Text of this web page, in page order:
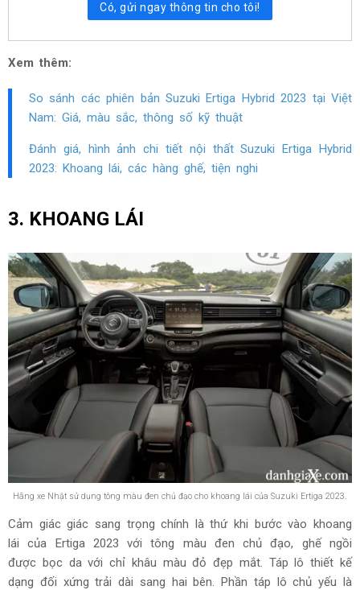
Có, gửi ngay thông tin cho tôi!
Xem thêm:
So sánh các phiên bản Suzuki Ertiga Hybrid 2023 tại Việt
Nam: Giá, màu sắc, thông số kỹ thuật
Đánh giá, hình ảnh chi tiết nội thất Suzuki Ertiga Hybrid
2023: Khoang lái, các hàng ghế, tiện nghi
3. KHOANG LÁI
Hãng xe Nhật sử dụng tông màu đen chủ đạo cho khoang lái của Suzuki Ertiga 2023.
Cảm giác giác sang trọng chính là thứ khi bước vào khoang
lái của Ertiga 2023 với tông màu đen chủ đạo, ghế ngồi
được bọc da với chỉ khâu màu đỏ đẹp mắt. Táp lô thiết kế
dạng đối xứng trải dài sang hai bên. Phần táp lô chủ yếu là